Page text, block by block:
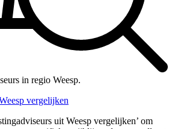
in regio Weesp.
vergelijken
uit Weesp vergelijken’ om